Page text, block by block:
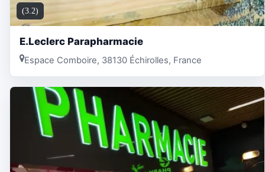
(3.2)
E.Leclerc Parapharmacie
Espace Comboire, 38130 Échirolles, France